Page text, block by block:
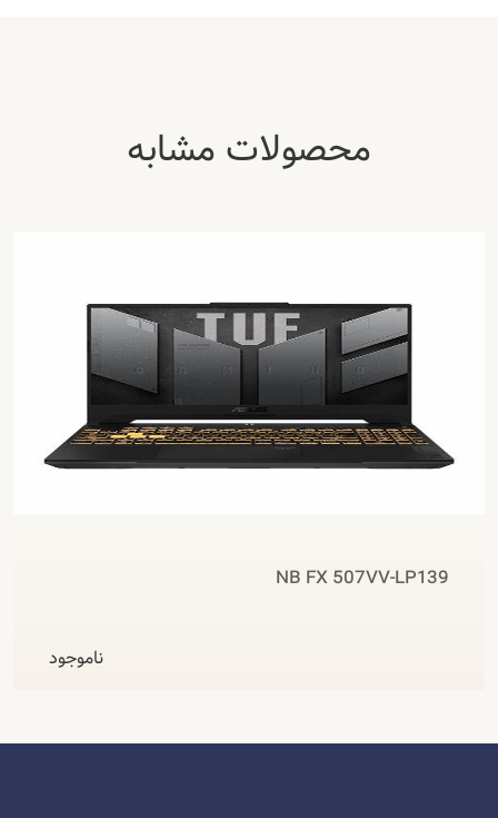
محصولات مشابه
NB FX 507VV-LP139
ناموجود